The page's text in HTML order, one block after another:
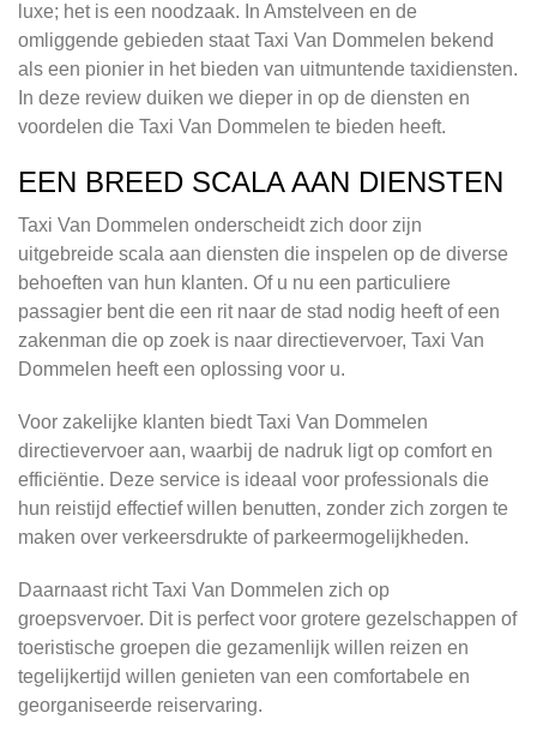
luxe; het is een noodzaak. In Amstelveen en de
omliggende gebieden staat Taxi Van Dommelen bekend
als een pionier in het bieden van uitmuntende taxidiensten.
In deze review duiken we dieper in op de diensten en
voordelen die Taxi Van Dommelen te bieden heeft.
EEN BREED SCALA AAN DIENSTEN
Taxi Van Dommelen onderscheidt zich door zijn
uitgebreide scala aan diensten die inspelen op de diverse
behoeften van hun klanten. Of u nu een particuliere
passagier bent die een rit naar de stad nodig heeft of een
zakenman die op zoek is naar directievervoer, Taxi Van
Dommelen heeft een oplossing voor u.
Voor zakelijke klanten biedt Taxi Van Dommelen
directievervoer aan, waarbij de nadruk ligt op comfort en
efficiëntie. Deze service is ideaal voor professionals die
hun reistijd effectief willen benutten, zonder zich zorgen te
maken over verkeersdrukte of parkeermogelijkheden.
Daarnaast richt Taxi Van Dommelen zich op
groepsvervoer. Dit is perfect voor grotere gezelschappen of
toeristische groepen die gezamenlijk willen reizen en
tegelijkertijd willen genieten van een comfortabele en
georganiseerde reiservaring.